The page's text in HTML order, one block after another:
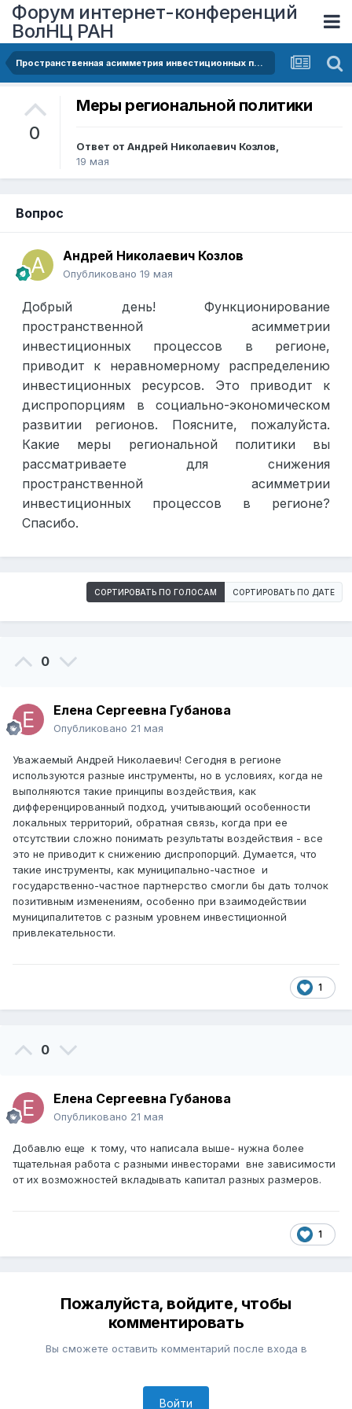
Форум интернет-конференций
ВолНЦ РАН
Пространственная асимметрия инвестиционных процессов в регионе
0
Меры региональной политики
Ответ от Андрей Николаевич Козлов,
19 мая
Вопрос
Андрей Николаевич Козлов
Опубликовано 19 мая
Добрый день! Функционирование
пространственной асимметрии
инвестиционных процессов в регионе,
приводит к неравномерному распределению
инвестиционных ресурсов. Это приводит к
диспропорциям в социально-экономическом
развитии регионов. Поясните, пожалуйста.
Какие меры региональной политики вы
рассматриваете для снижения
пространственной асимметрии
инвестиционных процессов в регионе?
Спасибо.
СОРТИРОВАТЬ ПО ГОЛОСАМ СОРТИРОВАТЬ ПО ДАТЕ
0
Елена Сергеевна Губанова
Опубликовано 21 мая
Уважаемый Андрей Николаевич! Сегодня в регионе
используются разные инструменты, но в условиях, когда не
выполняются такие принципы воздействия, как
дифференцированный подход, учитывающий особенности
локальных территорий, обратная связь, когда при ее
отсутствии сложно понимать результаты воздействия - все
это не приводит к снижению диспропорций. Думается, что
такие инструменты, как муниципально-частное и
государственно-частное партнерство смогли бы дать толчок
позитивным изменениям, особенно при взаимодействии
муниципалитетов с разным уровнем инвестиционной
привлекательности.
1
0
Елена Сергеевна Губанова
Опубликовано 21 мая
Добавлю еще к тому, что написала выше- нужна более
тщательная работа с разными инвесторами вне зависимости
от их возможностей вкладывать капитал разных размеров.
1
Пожалуйста, войдите, чтобы
комментировать
Вы сможете оставить комментарий после входа в
Войти